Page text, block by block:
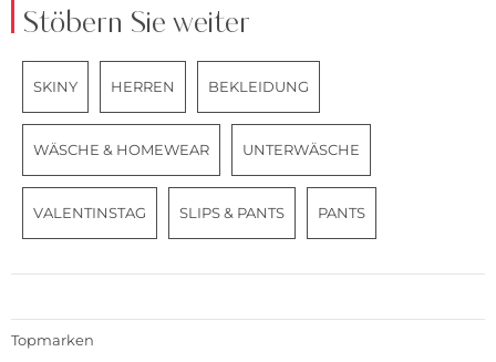
Stöbern Sie weiter
SKINY HERREN BEKLEIDUNG
WÄSCHE & HOMEWEAR UNTERWÄSCHE
VALENTINSTAG SLIPS & PANTS PANTS
Topmarken